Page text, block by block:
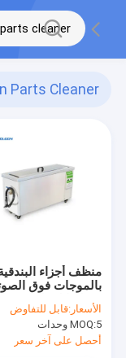
Parts Cleaner
منظف ​​أجزاء
بالموجات فوق
طويل مع سخان
الأسعار:قابل للتفاوض
MOQ:5 وحدات
أحصل على آخر سعر